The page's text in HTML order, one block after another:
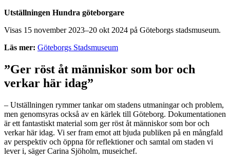
Utställningen Hundra göteborgare
Visas 15 november 2023–20 okt 2024 på Göteborgs stadsmuseum.
Läs mer: Göteborgs Stadsmuseum
”Ger röst åt människor som bor och
verkar här idag”
– Utställningen rymmer tankar om stadens utmaningar och problem,
men genomsyras också av en kärlek till Göteborg. Dokumentationen
är ett fantastiskt material som ger röst åt människor som bor och
verkar här idag. Vi ser fram emot att bjuda publiken på en mångfald
av perspektiv och öppna för reflektioner och samtal om staden vi
lever i, säger Carina Sjöholm, museichef.